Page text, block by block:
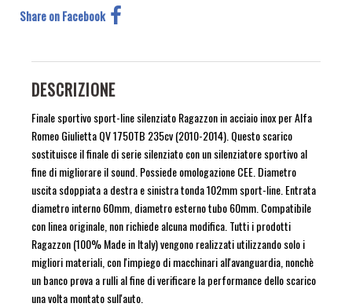
Share on Facebook
DESCRIZIONE
Finale sportivo sport-line silenziato Ragazzon in acciaio inox per Alfa
Romeo Giulietta QV 1750TB 235cv (2010-2014). Questo scarico
sostituisce il finale di serie silenziato con un silenziatore sportivo al
fine di migliorare il sound. Possiede omologazione CEE. Diametro
uscita sdoppiata a destra e sinistra tonda 102mm sport-line. Entrata
diametro interno 60mm, diametro esterno tubo 60mm. Compatibile
con linea originale, non richiede alcuna modifica. Tutti i prodotti
Ragazzon (100% Made in Italy) vengono realizzati utilizzando solo i
migliori materiali, con l'impiego di macchinari all'avanguardia, nonchè
un banco prova a rulli al fine di verificare la performance dello scarico
una volta montato sull'auto.